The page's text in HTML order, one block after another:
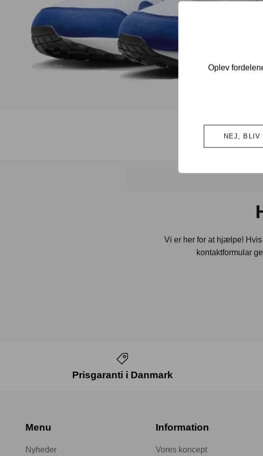
Oplev
NEJ, BLIV
Vi er her for at hjælpe!
kontaktformular
Prisgaranti i Danmark
Menu
Nyheder
Information
Vores koncept